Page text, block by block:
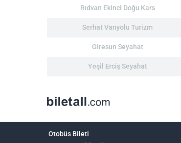
Rıdvan Ekinci Doğu Kars
Serhat Vanyolu Turizm
Giresun Seyahat
Yeşil Erciş Seyahat
Otobüs Bileti